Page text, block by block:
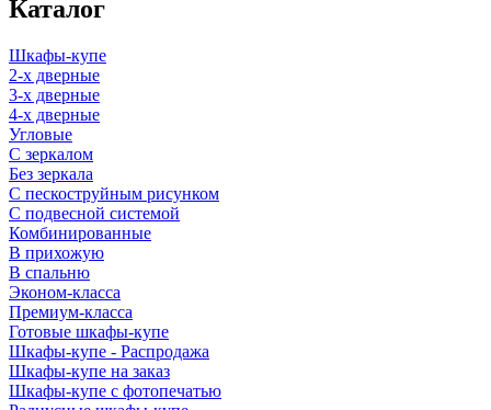
Каталог
Шкафы-купе
2-х дверные
3-х дверные
4-х дверные
Угловые
С зеркалом
Без зеркала
С пескоструйным рисунком
С подвесной системой
Комбинированные
В прихожую
В спальню
Эконом-класса
Премиум-класса
Готовые шкафы-купе
Шкафы-купе - Распродажа
Шкафы-купе на заказ
Шкафы-купе с фотопечатью